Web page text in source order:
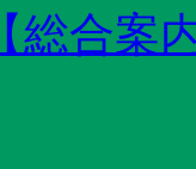
【総合